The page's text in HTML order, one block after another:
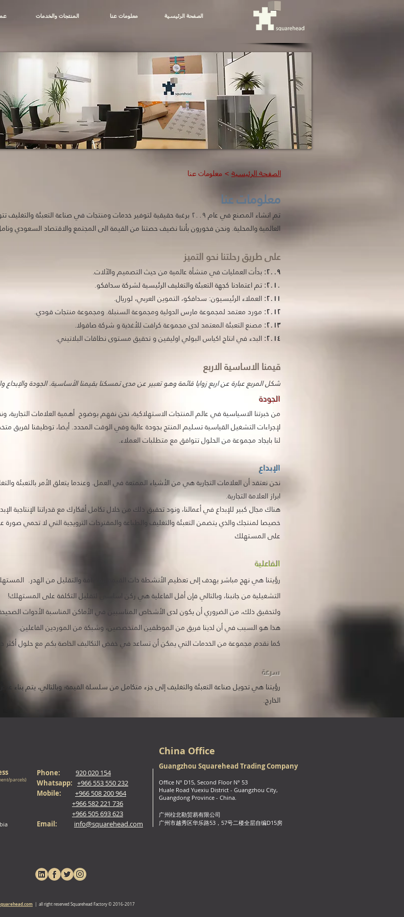
المنتجات والخدمات معلومات عنا الصفحة الرئيسية
اكواب
ورقية
الصفحة الرئيسية > معلومات عنا
معلومات عنا
تم انشاء المصنع في عام ٢٠٠٩ برغبة حقيقية لتوفير خدمات ومنتجات في صناعة
العالمية والمحلية. ونحن فخورون بأننا نضيف حصتنا من القيمة الى المجتمع والاقتصاد السعودي
على طريق رحلتنا نحو التميز
٢٠٠٩: بدأت العمليات في منشأة عالمية من حيث التصميم والآلات.
٢٠١٠:تم اعتمادنا كجهة التعبئة والتغليف الرئيسية لشركة سدافكو.
٢٠١١: العملاء الرئيسيون: سدافكو، التموين العربي، لوريال.
٢٠١٢: مورد معتمد لمجموعة مارس الدولية ومجموعة السنبلة. ومجموعة منتجات قودي.
٢٠١٣: مصنع التعبئة المعتمد لدى مجموعة كرافت للأغذية و شركة صافولا.
٢٠١٤: البدء في انتاج اكياس البولي اوليفين و تحقيق مستوى نطاقات البلاتيني.
قيمنا الاساسية الاربع
شكل المربع عبارة عن اربع زوايا قائمة وهو تعبير عن مدى تمسكنا بقيمنا الأساسية. الجودة
الجودة
من خبرتنا الاسياسية في عالم المنتجات الاستهلاكية، نحن نفهم بوضوح أهمية العلامات التجارية،
لإجراءات التشغيل القياسية تسليم المنتج بجودة عالية وفي الوقت المحدد. أيضا، توظيفنا
لنا بايجاد مجموعة من الحلول تتوافق مع متطلبات العملاء.
الإبداع
نحن نعتقد أن العلامات التجارية هي من الأشياء الممتعة في العمل. وعندما يتعلق الأمر
ابراز العلامة التجارية.
هناك مجال كبير للإبداع في أعمالنا، ونود تحقيق ذلك من خلال تكامل أفكارك مع قدراتنا الإنتاجية
خصيصا لمنتجك والذي يتضمن التعبئة والتغليف والطباعة والمقترحات الترويجية التي لا تحمي صورة
على المستهلك
الفاعلية
رؤيتنا هي نهج مباشر يهدف إلى تعظيم الأنشطة ذات القيمة المضافة والتقليل من الهدر.
التشغيلية من جانبنا، وبالتالي فإن أقل الفاعلية هي ركن اساسي لتقليل التكلفة على المستهلك!
ولتحقيق ذلك، من الضروري أن يكون لدى الأشخاص المناسبين في الأماكن المناسبة الأدوات
هذا هو السبب في أن لدينا فريق من الموظفين المتخصصين، وشبكة من الموردين الفاعلين.
كما نقدم مجموعة من الخدمات التي يمكن أن تساعد في خفض التكاليف الخاصة بكم مع حلول أكثر ذكاء
سرعة
رؤيتنا هي تحويل صناعة التعبئة والتغليف إلى جزء متكامل من سلسلة القيمة؛ وبالتالي، يتم بناء
الخارج.
parcels)
Phone:
920 020 154
Whatsapp: +966 553 550 232
Mobile:
+966 508 200 964
+966 582 221 736
+966 505 693 623
Email:
info@squarehead.com
China Office
Guangzhou Squarehead Trading Company
Office N° D15, Second Floor N° 53
Huale Road Yuexiu District - Guangzhou City,
Guangdong Province - China.
广州柆北勒贸易有限公司
广州市越秀区华乐路53，57号二楼全层自编D15房
| all right reserved Squarehead Factory © 2016-2017